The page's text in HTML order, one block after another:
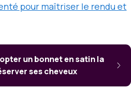
pour maîtriser le rendu et
un bonnet en satin la
ses cheveux